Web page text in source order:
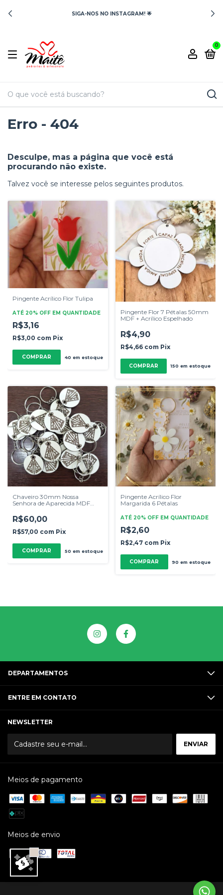
SIGA-NOS NO INSTAGRAM! 🌟
0
Erro - 404
Desculpe, mas a página que você está
procurando não existe.
Talvez você se interesse pelos seguintes produtos.
Pingente Acrílico Flor Tulipa
ATÉ 20% OFF EM QUANTIDADE
R$3,16
R$3,00 com Pix
COMPRAR 40 em estoque
Pingente Flor 7 Pétalas 50mm
MDF + Acrílico Espelhado
R$4,90
R$4,66 com Pix
COMPRAR 150 em estoque
Chaveiro 30mm Nossa
Senhora de Aparecida MDF
R$60,00
R$57,00 com Pix
50 em estoque
Pingente Acrílico Flor
Margarida 6 Pétalas
ATÉ 20% OFF EM QUANTIDADE
R$2,60
R$2,47 com Pix
COMPRAR 90 em estoque
DEPARTAMENTOS
ENTRE EM CONTATO
NEWSLETTER
Meios de pagamento
Meios de envio